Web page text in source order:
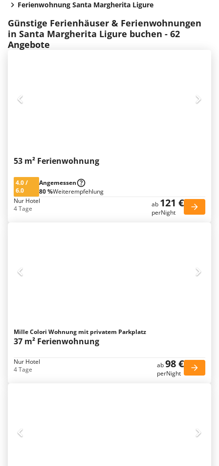
Ferienwohnung Santa Margherita Ligure
Günstige Ferienhäuser & Ferienwohnungen
in Santa Margherita Ligure buchen - 62
Angebote
53 m² Ferienwohnung
4.0/
6.0
Angemessen
80 %Weiterempfehlung
Nur Hotel
4 Tage
ab 121 €
perNight
Mille Colori Wohnung mit privatem Parkplatz
37 m² Ferienwohnung
Nur Hotel
4 Tage
ab98 €
perNight